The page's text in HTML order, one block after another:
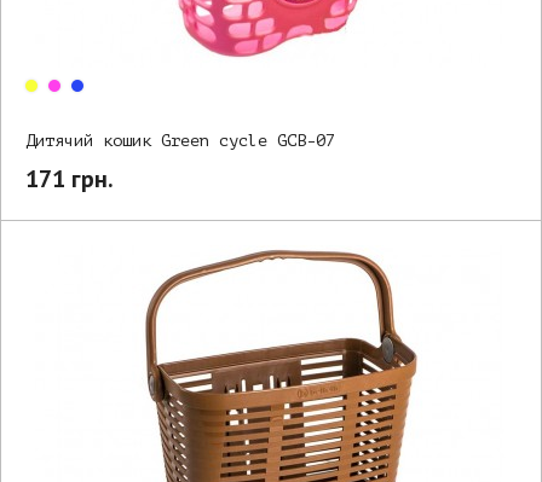
Дитячий кошик Green cycle GCB-07
171 грн.